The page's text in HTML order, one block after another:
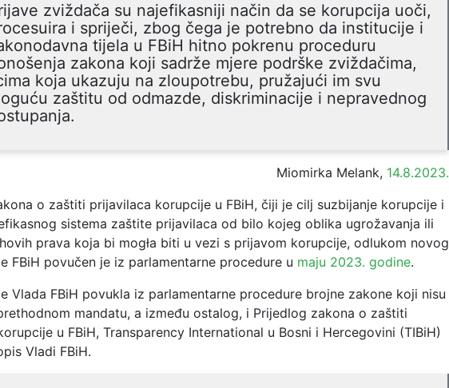
zviždača su najefikasniji način da se korupcija uoči,
i spriječi, zbog čega je potrebno da institucije i
tijela u FBiH hitno pokrenu proceduru
zakona koji sadrže mjere podrške zviždačima,
koja ukazuju na zloupotrebu, pružajući im svu
zaštitu od odmazde, diskriminacije i nepravednog
Miomirka Melank, 14.8.2023.
o zaštiti prijavilaca korupcije u FBiH, čiji je cilj suzbijanje korupcije i
sistema zaštite prijavilaca od bilo kojeg oblika ugrožavanja ili
prava koja bi mogła biti u vezi s prijavom korupcije, odlukom novog
FBiH povučen je iz parlamentarne procedure u maju 2023. godine.
Vlada FBiH povukla iz parlamentarne procedure brojne zakone koji nisu
mandatu, a između ostalog, i Prijedlog zakona o zaštiti
u FBiH, Transparency International u Bosni i Hercegovini (TIBiH)
Vladi FBiH.